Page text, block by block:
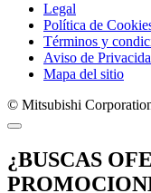
Legal
Política de
Términos y
Aviso de
Mapa del sitio
© Mitsubishi
¿BUSCAS